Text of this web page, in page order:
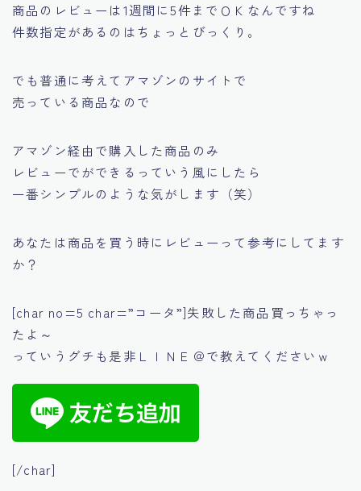
商品のレビューは1週間に5件までＯＫなんですね
件数指定があるのはちょっとびっくり。
でも普通に考えてアマゾンのサイトで
売っている商品なので
アマゾン経由で購入した商品のみ
レビューでができるっていう風にしたら
一番シンプルのような気がします（笑）
あなたは商品を買う時にレビューって参考にしてます
か？
[char no=5 char=”コータ”]失敗した商品買っちゃっ
たよ～
っていうグチも是非ＬＩＮＥ＠で教えてくださいｗ
[/char]